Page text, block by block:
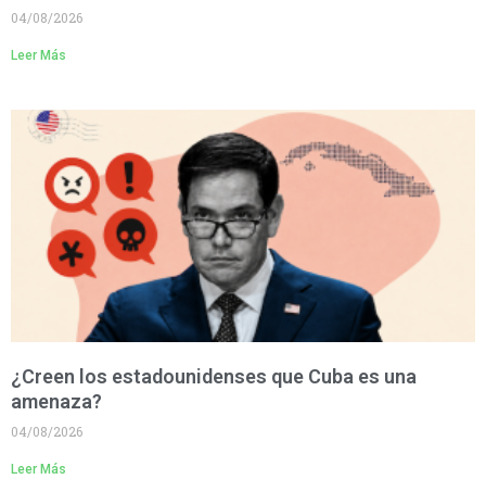
04/08/2026
Leer Más
¿Creen los estadounidenses que Cuba es una
amenaza?
04/08/2026
Leer Más